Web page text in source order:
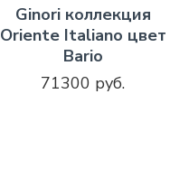
Ginori коллекция
Oriente Italiano цвет
Bario
71300 руб.